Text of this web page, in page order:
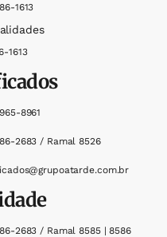
1613
1613
8961
2683 / Ramal 8526
2683 / Ramal 8585 | 8586